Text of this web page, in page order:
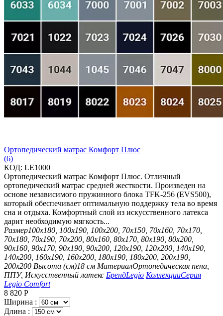
Ортопедический матрас Комфорт Плюс
(6)
КОД: LE1000
Ортопедический матрас Комфорт Плюс. Отличный
ортопедический матрас средней жесткости. Произведен на
основе независимого пружинного блока TFK-256 (EVS500),
который обеспечивает оптимальную поддержку тела во время
сна и отдыха. Комфортный слой из искусственного латекса
дарит необходимую мягкость...
Размер100х180, 100х190, 100х200, 70х150, 70х160, 70х170,
70х180, 70х190, 70х200, 80х160, 80х170, 80х190, 80х200,
90х160, 90х170, 90х190, 90х200, 120х190, 120х200, 140х190,
140х200, 160х190, 160х200, 180х190, 180х200, 200х190,
200х200 Высота (см)18 см МатериалОртопедическая пена,
ППУ, Искусственный латекс БрендLegio КоллекцииСерия
Legio Comfort
8 820 Р
Ширина :
Длина :